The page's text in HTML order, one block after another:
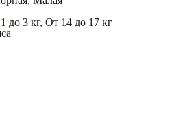
до 3 кг, От 14 до 17 кг